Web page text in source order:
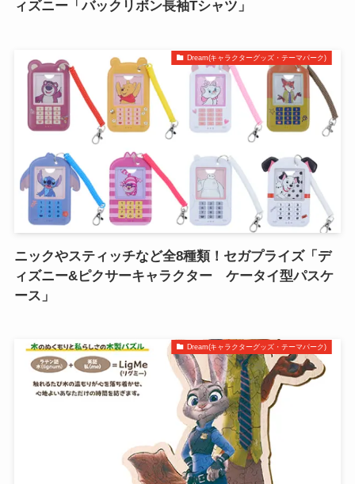
ィズニー「バックリボン長袖Tシャツ」
Dream(キャラクターグッズ・テーマパーク)
ニックやスティッチなど全8種類！セガプライズ「デ
ィズニー&ピクサーキャラクター ケータイ型パスケ
ース」
Dream(キャラクターグッズ・テーマパーク)